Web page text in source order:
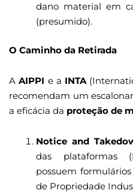
dano material em
(presumido).
O Caminho da Retirada
AAIPPI e a INTA
recomendam um
a eficácia da proteção de
Notice and
das plataformas
possuem
de Propriedade